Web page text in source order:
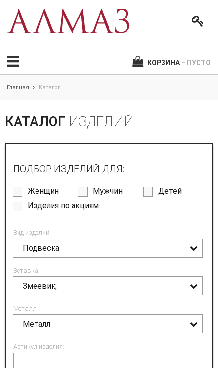
КОРЗИНА – ПУСТО
Главная > Каталог
КАТАЛОГ ИЗДЕЛИЙ
ПОДБОР ИЗДЕЛИЙ ДЛЯ:
Женщин Мужчин
Детей
Изделия по акциям
Вид изделий:
Подвеска
Вставка:
Змеевик;
Металл:
Металл
Артикул изделия: